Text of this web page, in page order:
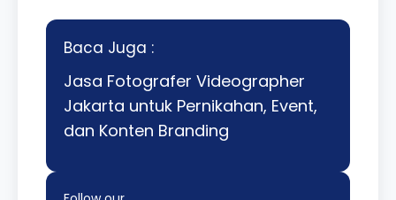
Baca Juga :
Jasa Fotografer Videographer
Jakarta untuk Pernikahan, Event,
dan Konten Branding